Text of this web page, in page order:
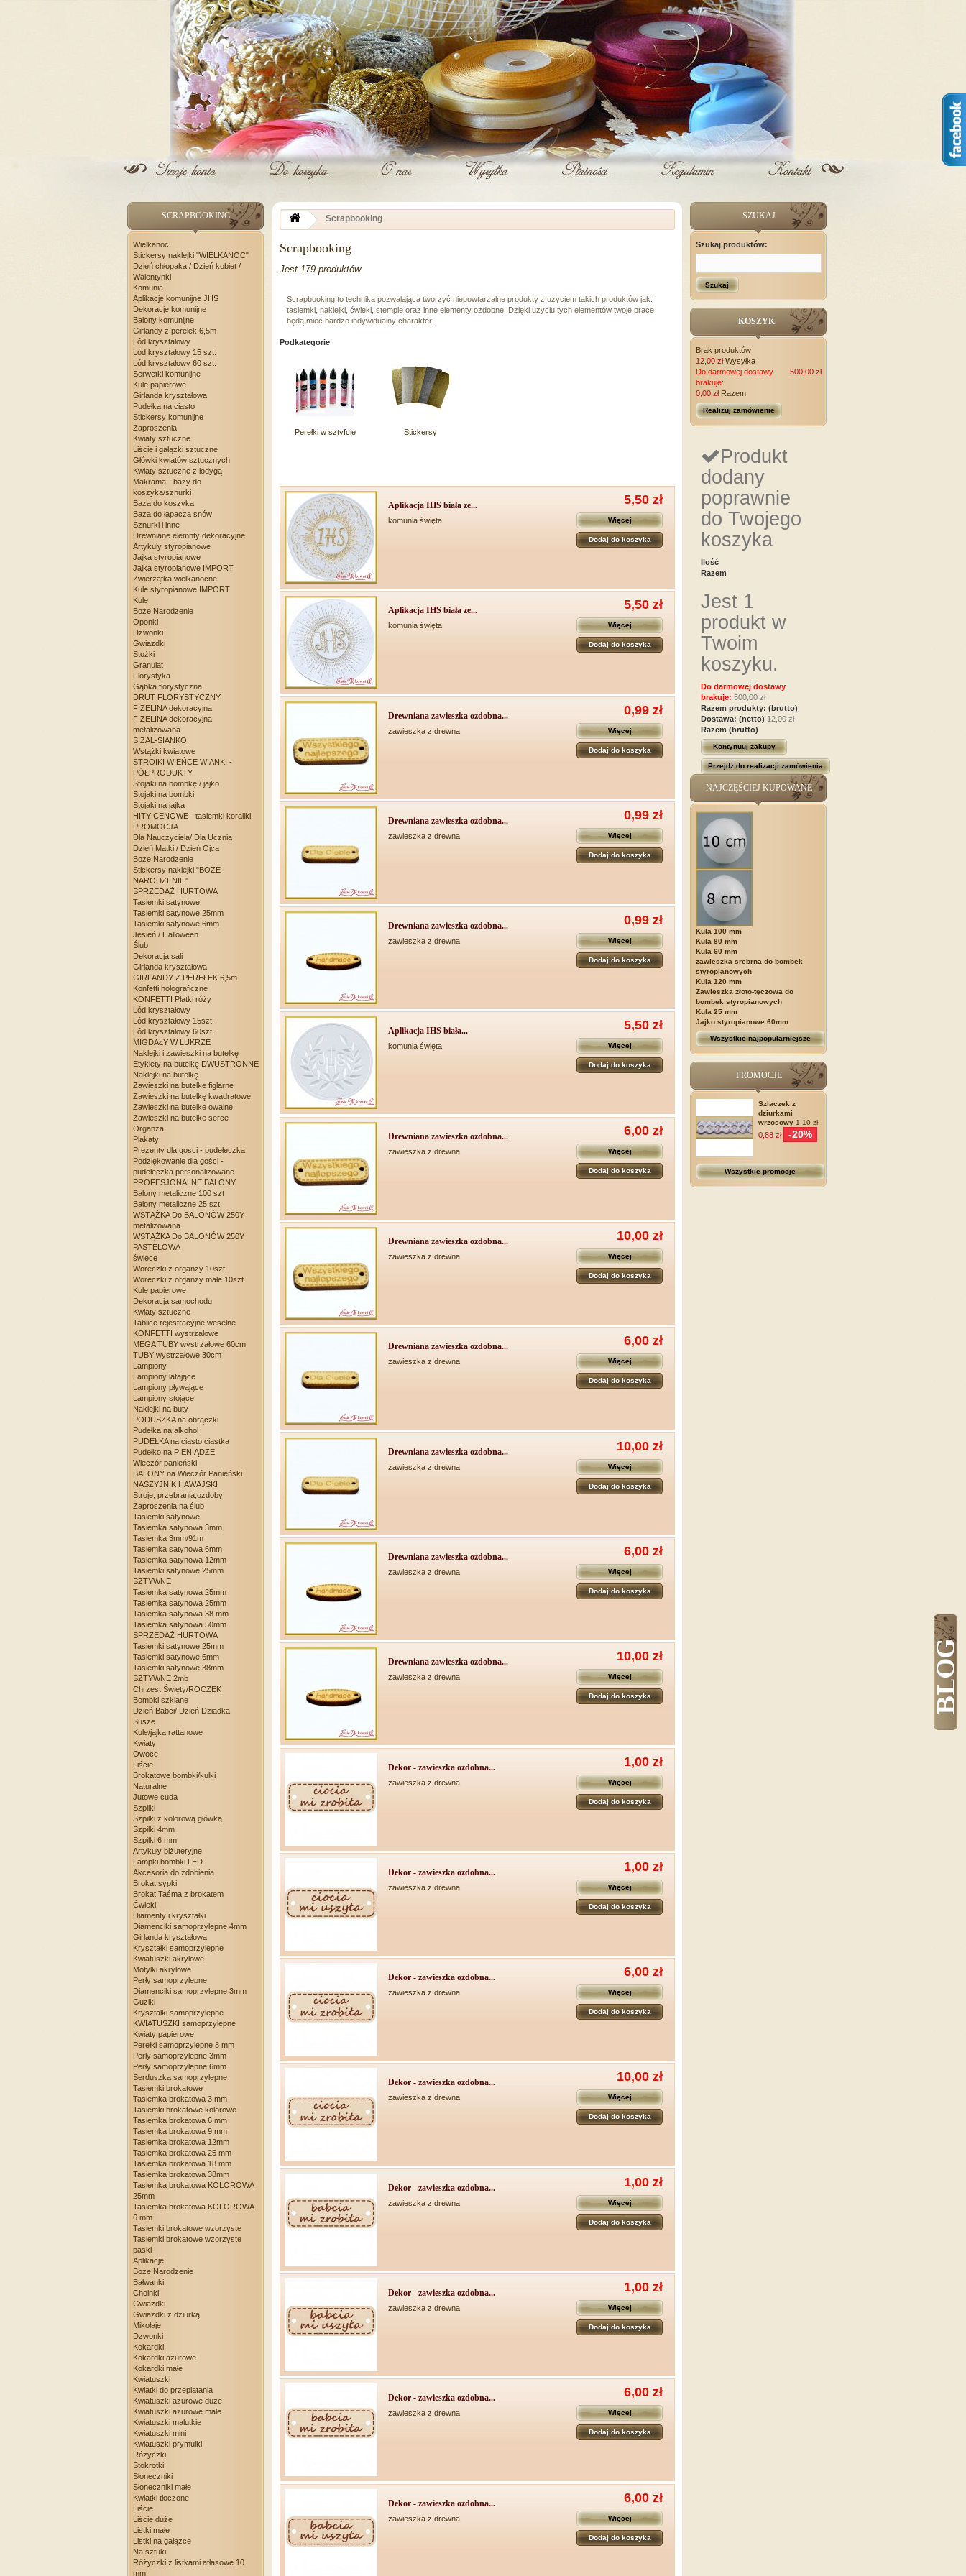
SCRAPBOOKING
Wielkanoc
Stickersy naklejki "WIELKANOC"
Dzień chłopaka / Dzień kobiet /
Walentynki
Komunia
Aplikacje komunijne JHS
Dekoracje komunijne
Balony komunijne
Girlandy z perełek 6,5m
Lód kryształowy
Lód kryształowy 15 szt.
Lód kryształowy 60 szt.
Serwetki komunijne
Kule papierowe
Girlanda kryształowa
Pudełka na ciasto
Stickersy komunijne
Zaproszenia
Kwiaty sztuczne
Liście i gałązki sztuczne
Główki kwiatów sztucznych
Kwiaty sztuczne z łodygą
Makrama - bazy do
koszyka/sznurki
Baza do koszyka
Baza do łapacza snów
Sznurki i inne
Drewniane elemnty dekoracyjne
Artykuly styropianowe
Jajka styropianowe
Jajka styropianowe IMPORT
Zwierzątka wielkanocne
Kule styropianowe IMPORT
Kule
Boże Narodzenie
Oponki
Dzwonki
Gwiazdki
Stożki
Granulat
Florystyka
Gąbka florystyczna
DRUT FLORYSTYCZNY
FIZELINA dekoracyjna
FIZELINA dekoracyjna
metalizowana
SIZAL-SIANKO
Wstążki kwiatowe
STROIKI WIEŃCE WIANKI -
PÓŁPRODUKTY
Stojaki na bombkę / jajko
Stojaki na bombki
Stojaki na jajka
HITY CENOWE - tasiemki koraliki
PROMOCJA
Dla Nauczyciela/ Dla Ucznia
Dzień Matki / Dzień Ojca
Boże Narodzenie
Stickersy naklejki "BOŻE
NARODZENIE"
SPRZEDAŻ HURTOWA
Tasiemki satynowe
Tasiemki satynowe 25mm
Tasiemki satynowe 6mm
Jesień / Halloween
Ślub
Dekoracja sali
Girlanda kryształowa
GIRLANDY Z PEREŁEK 6,5m
Konfetti holograficzne
KONFETTI Płatki róży
Lód kryształowy
Lód kryształowy 15szt.
Lód kryształowy 60szt.
MIGDAŁY W LUKRZE
Naklejki i zawieszki na butelkę
Etykiety na butelkę DWUSTRONNE
Naklejki na butelkę
Zawieszki na butelke figlarne
Zawieszki na butelkę kwadratowe
Zawieszki na butelke owalne
Zawieszki na butelke serce
Organza
Plakaty
Prezenty dla gosci - pudełeczka
Podziękowanie dla gości -
pudełeczka personalizowane
PROFESJONALNE BALONY
Balony metaliczne 100 szt
Balony metaliczne 25 szt
WSTĄŻKA Do BALONÓW 250Y
metalizowana
WSTĄŻKA Do BALONÓW 250Y
PASTELOWA
świece
Woreczki z organzy 10szt.
Woreczki z organzy małe 10szt.
Kule papierowe
Dekoracja samochodu
Kwiaty sztuczne
Tablice rejestracyjne weselne
KONFETTI wystrzałowe
MEGA TUBY wystrzałowe 60cm
TUBY wystrzałowe 30cm
Lampiony
Lampiony latające
Lampiony pływające
Lampiony stojące
Naklejki na buty
PODUSZKA na obrączki
Pudełka na alkohol
PUDEŁKA na ciasto ciastka
Pudełko na PIENIĄDZE
Wieczór panieński
BALONY na Wieczór Panieński
NASZYJNIK HAWAJSKI
Stroje, przebrania,ozdoby
Zaproszenia na ślub
Tasiemki satynowe
Tasiemka satynowa 3mm
Tasiemka 3mm/91m
Tasiemka satynowa 6mm
Tasiemka satynowa 12mm
Tasiemki satynowe 25mm
SZTYWNE
Tasiemka satynowa 25mm
Tasiemka satynowa 25mm
Tasiemka satynowa 38 mm
Tasiemka satynowa 50mm
SPRZEDAŻ HURTOWA
Tasiemki satynowe 25mm
Tasiemki satynowe 6mm
Tasiemki satynowe 38mm
SZTYWNE 2mb
Chrzest Święty/ROCZEK
Bombki szklane
Dzień Babci/ Dzień Dziadka
Susze
Kule/jajka rattanowe
Kwiaty
Owoce
Liście
Brokatowe bombki/kulki
Naturalne
Jutowe cuda
Szpilki
Szpilki z kolorową główką
Szpilki 4mm
Szpilki 6 mm
Artykuły biżuteryjne
Lampki bombki LED
Akcesoria do zdobienia
Brokat sypki
Brokat Taśma z brokatem
Ćwieki
Diamenty i kryształki
Diamenciki samoprzylepne 4mm
Girlanda kryształowa
Kryształki samoprzylepne
Kwiatuszki akrylowe
Motylki akrylowe
Perły samoprzylepne
Diamenciki samoprzylepne 3mm
Guziki
Kryształki samoprzylepne
KWIATUSZKI samoprzylepne
Kwiaty papierowe
Perełki samoprzylepne 8 mm
Perły samoprzylepne 3mm
Perły samoprzylepne 6mm
Serduszka samoprzylepne
Tasiemki brokatowe
Tasiemka brokatowa 3 mm
Tasiemki brokatowe kolorowe
Tasiemka brokatowa 6 mm
Tasiemka brokatowa 9 mm
Tasiemka brokatowa 12mm
Tasiemka brokatowa 25 mm
Tasiemka brokatowa 18 mm
Tasiemka brokatowa 38mm
Tasiemka brokatowa KOLOROWA
25mm
Tasiemka brokatowa KOLOROWA
6 mm
Tasiemki brokatowe wzorzyste
Tasiemki brokatowe wzorzyste
paski
Aplikacje
Boże Narodzenie
Bałwanki
Choinki
Gwiazdki
Gwiazdki z dziurką
Mikołaje
Dzwonki
Kokardki
Kokardki ażurowe
Kokardki małe
Kwiatuszki
Kwiatki do przeplatania
Kwiatuszki ażurowe duże
Kwiatuszki ażurowe małe
Kwiatuszki malutkie
Kwiatuszki mini
Kwiatuszki prymulki
Różyczki
Stokrotki
Słoneczniki
Słoneczniki małe
Kwiatki tłoczone
Liście
Liście duże
Listki małe
Listki na gałązce
Na sztuki
Różyczki z listkami atłasowe 10
mm
Scrapbooking
Scrapbooking
Jest 179 produktów.
Scrapbooking to technika pozwalająca tworzyć niepowtarzalne produkty z użyciem takich produktów jak:
tasiemki, naklejki, ćwieki, stemple oraz inne elementy ozdobne. Dzięki użyciu tych elementów twoje prace
będą mieć bardzo indywidualny charakter.
Podkategorie
Perełki w sztyfcie Stickersy
Aplikacja IHS biała ze...
komunia święta
5,50 zł
Więcej
Dodaj do koszyka
Aplikacja IHS biała ze...
komunia święta
5,50 zł
Więcej
Dodaj do koszyka
Drewniana zawieszka ozdobna...
zawieszka z drewna
0,99 zł
Więcej
Dodaj do koszyka
Drewniana zawieszka ozdobna...
zawieszka z drewna
0,99 zł
Więcej
Dodaj do koszyka
Drewniana zawieszka ozdobna...
zawieszka z drewna
0,99 zł
Więcej
Dodaj do koszyka
Aplikacja IHS biała...
komunia święta
5,50 zł
Więcej
Dodaj do koszyka
Drewniana zawieszka ozdobna...
zawieszka z drewna
6,00 zł
Więcej
Dodaj do koszyka
Drewniana zawieszka ozdobna...
zawieszka z drewna
10,00 zł
Więcej
Dodaj do koszyka
Drewniana zawieszka ozdobna...
zawieszka z drewna
6,00 zł
Więcej
Dodaj do koszyka
Drewniana zawieszka ozdobna...
zawieszka z drewna
10,00 zł
Więcej
Dodaj do koszyka
Drewniana zawieszka ozdobna...
zawieszka z drewna
6,00 zł
Więcej
Dodaj do koszyka
Drewniana zawieszka ozdobna...
zawieszka z drewna
10,00 zł
Więcej
Dodaj do koszyka
Dekor - zawieszka ozdobna...
zawieszka z drewna
1,00 zł
Więcej
Dodaj do koszyka
Dekor - zawieszka ozdobna...
zawieszka z drewna
1,00 zł
Więcej
Dodaj do koszyka
Dekor - zawieszka ozdobna...
zawieszka z drewna
6,00 zł
Więcej
Dodaj do koszyka
Dekor - zawieszka ozdobna...
zawieszka z drewna
10,00 zł
Więcej
Dodaj do koszyka
Dekor - zawieszka ozdobna...
zawieszka z drewna
1,00 zł
Więcej
Dodaj do koszyka
Dekor - zawieszka ozdobna...
zawieszka z drewna
1,00 zł
Więcej
Dodaj do koszyka
Dekor - zawieszka ozdobna...
zawieszka z drewna
6,00 zł
Więcej
Dodaj do koszyka
Dekor - zawieszka ozdobna...
zawieszka z drewna
6,00 zł
Więcej
Dodaj do koszyka
SZUKAJ
Szukaj produktów:
Szukaj
KOSZYK
Brak produktów
12,00 złWysyłka
500,00 zł
Do darmowej dostawy
brakuje:
0,00 zł Razem
Realizuj zamówienie
Produkt
dodany
poprawnie
do Twojego
koszyka
Ilość
Razem
Jest 1
produkt w
Twoim
koszyku.
Do darmowej dostawy
brakuje: 500,00 zł
Razem produkty: (brutto)
Dostawa: (netto) 12,00 zł
Razem (brutto)
Kontynuuj zakupy
Przejdź do realizacji zamówienia
NAJCZĘŚCIEJ KUPOWANE
Kula 100 mm
Kula 80 mm
Kula 60 mm
zawieszka srebrna do bombek
styropianowych
Kula 120 mm
Zawieszka złoto-tęczowa do
bombek styropianowych
Kula 25 mm
Jajko styropianowe 60mm
Wszystkie najpopularniejsze
PROMOCJE
Szlaczek z
dziurkami
wrzosowy1,10 zł
0,88 zł -20%
Wszystkie promocje